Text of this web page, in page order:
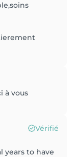
à vous
Vérifié
years to have